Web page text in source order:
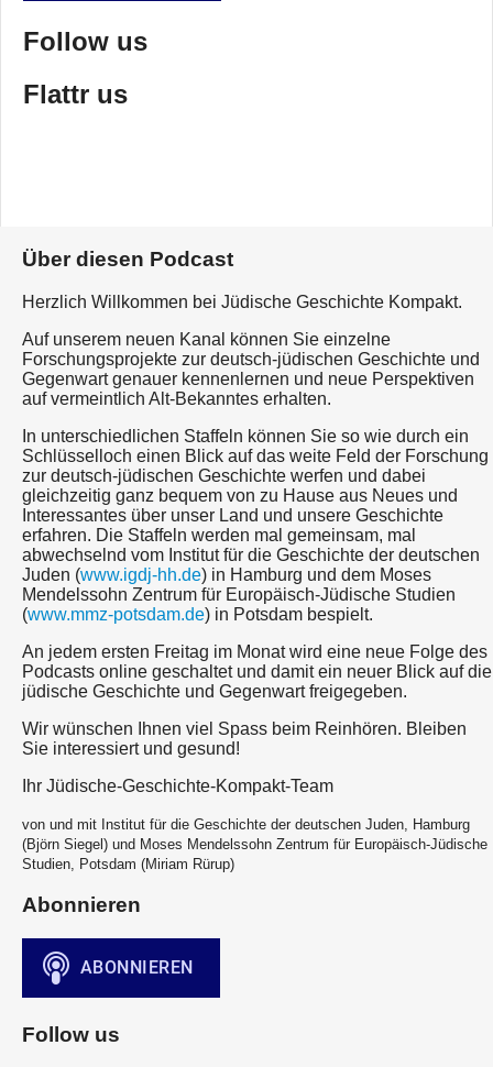
Follow us
Flattr us
Über diesen Podcast
Herzlich Willkommen bei Jüdische Geschichte Kompakt.
Auf unserem neuen Kanal können Sie einzelne
Forschungsprojekte zur deutsch-jüdischen Geschichte und
Gegenwart genauer kennenlernen und neue Perspektiven
auf vermeintlich Alt-Bekanntes erhalten.
In unterschiedlichen Staffeln können Sie so wie durch ein
Schlüsselloch einen Blick auf das weite Feld der Forschung
zur deutsch-jüdischen Geschichte werfen und dabei
gleichzeitig ganz bequem von zu Hause aus Neues und
Interessantes über unser Land und unsere Geschichte
erfahren. Die Staffeln werden mal gemeinsam, mal
abwechselnd vom Institut für die Geschichte der deutschen
Juden (www.igdj-hh.de) in Hamburg und dem Moses
Mendelssohn Zentrum für Europäisch-Jüdische Studien
(www.mmz-potsdam.de) in Potsdam bespielt.
An jedem ersten Freitag im Monat wird eine neue Folge des
Podcasts online geschaltet und damit ein neuer Blick auf die
jüdische Geschichte und Gegenwart freigegeben.
Wir wünschen Ihnen viel Spass beim Reinhören. Bleiben
Sie interessiert und gesund!
Ihr Jüdische-Geschichte-Kompakt-Team
von und mit Institut für die Geschichte der deutschen Juden, Hamburg
(Björn Siegel) und Moses Mendelssohn Zentrum für Europäisch-Jüdische
Studien, Potsdam (Miriam Rürup)
Abonnieren
Follow us